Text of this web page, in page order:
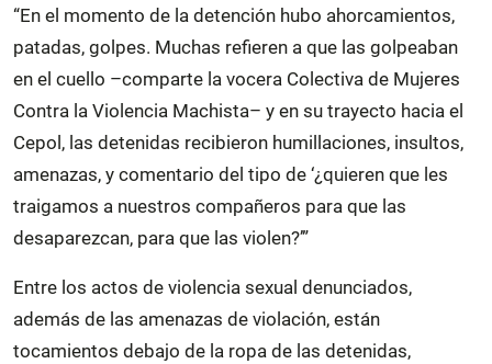
“En el momento de la detención hubo ahorcamientos,
patadas, golpes. Muchas refieren a que las golpeaban
en el cuello –comparte la vocera Colectiva de Mujeres
Contra la Violencia Machista– y en su trayecto hacia el
Cepol, las detenidas recibieron humillaciones, insultos,
amenazas, y comentario del tipo de ‘¿quieren que les
traigamos a nuestros compañeros para que las
desaparezcan, para que las violen?’”
Entre los actos de violencia sexual denunciados,
además de las amenazas de violación, están
tocamientos debajo de la ropa de las detenidas,